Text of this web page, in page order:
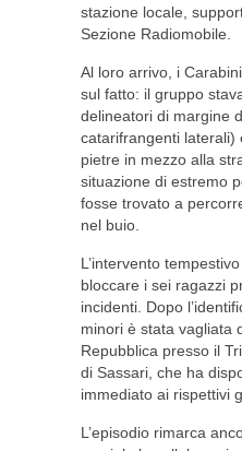
stazione locale,
Sezione Radiomobile.
Al loro arrivo, i
sul fatto: il gruppo
delineatori di margine
catarifrangenti laterali)
pietre in mezzo alla
situazione di estremo
fosse trovato a
nel buio.
L’intervento
bloccare i sei ragazzi
incidenti. Dopo
minori è stata vagliata
Repubblica presso il
di Sassari, che ha
immediato ai rispettivi
L’episodio rimarca